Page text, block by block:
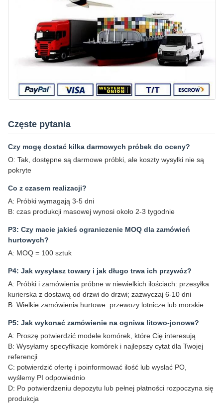
Częste pytania
Czy mogę dostać kilka darmowych próbek do oceny?
O: Tak, dostępne są darmowe próbki, ale koszty wysyłki nie są
pokryte
Co z czasem realizacji?
A: Próbki wymagają 3-5 dni
B: czas produkcji masowej wynosi około 2-3 tygodnie
P3: Czy macie jakieś ograniczenie MOQ dla zamówień
hurtowych?
A: MOQ = 100 sztuk
P4: Jak wysyłasz towary i jak długo trwa ich przywóz?
A: Próbki i zamówienia próbne w niewielkich ilościach: przesyłka
kurierska z dostawą od drzwi do drzwi; zazwyczaj 6-10 dni
B: Wielkie zamówienia hurtowe: przewozy lotnicze lub morskie
P5: Jak wykonać zamówienie na ogniwa litowo-jonowe?
A: Proszę potwierdzić modele komórek, które Cię interesują
B: Wysyłamy specyfikacje komórek i najlepszy cytat dla Twojej
referencji
C: potwierdzić ofertę i poinformować ilość lub wysłać PO,
wyślemy PI odpowiednio
D: Po potwierdzeniu depozytu lub pełnej płatności rozpoczyna się
produkcja